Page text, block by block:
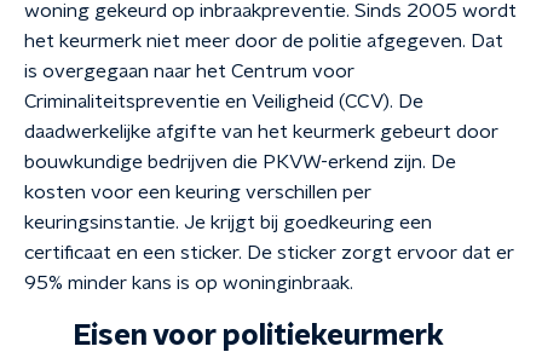
woning gekeurd op inbraakpreventie. Sinds 2005 wordt
het keurmerk niet meer door de politie afgegeven. Dat
is overgegaan naar het Centrum voor
Criminaliteitspreventie en Veiligheid (CCV). De
daadwerkelijke afgifte van het keurmerk gebeurt door
bouwkundige bedrijven die PKVW-erkend zijn. De
kosten voor een keuring verschillen per
keuringsinstantie. Je krijgt bij goedkeuring een
certificaat en een sticker. De sticker zorgt ervoor dat er
95% minder kans is op woninginbraak.
Eisen voor politiekeurmerk